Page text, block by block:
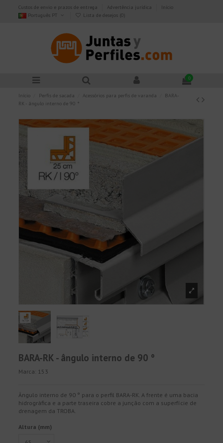
Custos de envio e prazos de entrega Advertência jurídica
Início
Português PT
Lista de desejos (0)
0
Início Perfis de sacada Acessórios para perfis de varanda
BARA-
RK - ângulo interno de 90 °
BARA-RK - ângulo interno de 90 °
Marca: 153
Ângulo interno de 90 ° para o perfil BARA-RK. A frente é uma bacia
hidrográfica e a parte traseira cobre a junção com a superfície de
drenagem da TROBA.
Altura (mm)